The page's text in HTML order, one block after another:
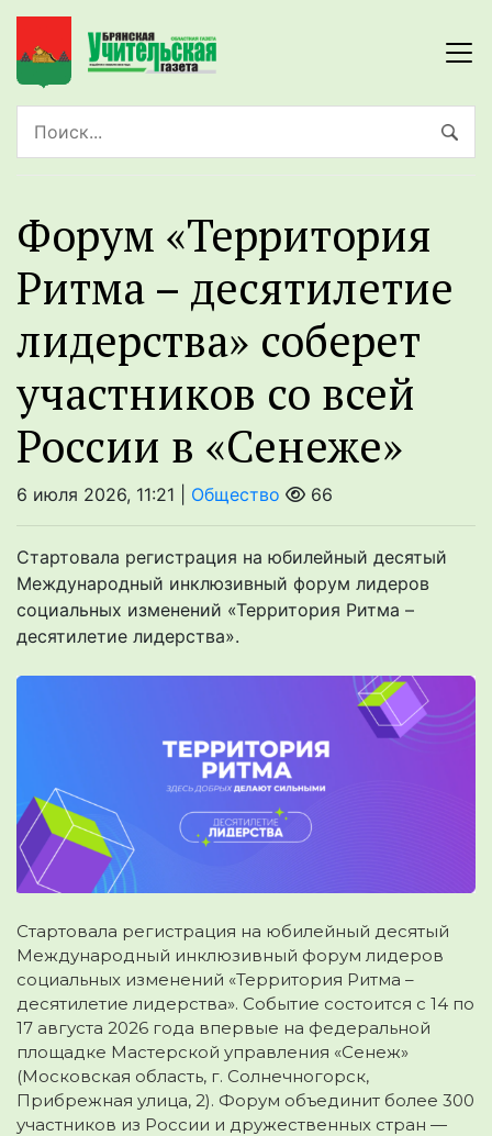
Форум «Территория
Ритма – десятилетие
лидерства» соберет
участников со всей
России в «Сенеже»
6 июля 2026, 11:21 | Общество 66
Стартовала регистрация на юбилейный десятый
Международный инклюзивный форум лидеров
социальных изменений «Территория Ритма –
десятилетие лидерства».
Стартовала регистрация на юбилейный десятый
Международный инклюзивный форум лидеров
социальных изменений «Территория Ритма –
десятилетие лидерства». Событие состоится с 14 по
17 августа 2026 года впервые на федеральной
площадке Мастерской управления «Сенеж»
(Московская область, г. Солнечногорск,
Прибрежная улица, 2). Форум объединит более 300
участников из России и дружественных стран —